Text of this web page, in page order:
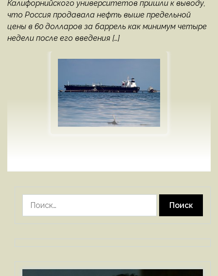
Калифорнийского университетов пришли к выводу,
что Россия продавала нефть выше предельной
цены в 60 долларов за баррель как минимум четыре
недели после его введения […]